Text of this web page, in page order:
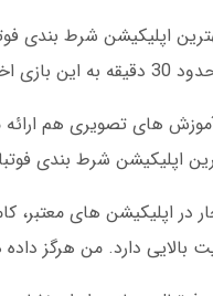
بهترین اپلیکیشن شرط بندی
دقیق.
های تصویری هم
اپلیکیشن شرط بندی
در اپلیکیشن های معتبر،
بالایی دارد. من هرگز